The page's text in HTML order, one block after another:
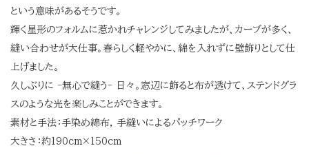
という意味があるそうです。
輝く星形のフォルムに惹かれチャレンジしてみましたが、カーブが多く、
縫い合わせが大仕事。春らしく軽やかに、綿を入れずに壁飾りとして仕
上げました。
久しぶりに -無心で縫う- 日々。窓辺に飾ると布が透けて、ステンドグラ
スのような光を楽しみことができます。
素材と手法：手染め綿布, 手縫いによるパッチワーク
大きさ：約190cm×150cm